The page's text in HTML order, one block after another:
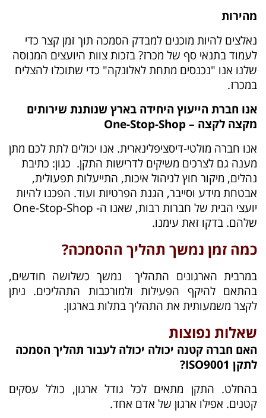
מהירות
נאלצים להיות מוכנים למבדק הסמכה תוך זמן קצר כדי
לעמוד בתנאי סף של מכרז? בזכות צוות היועצים המנוסה
שלנו אנו "נכנסים מתחת לאלונקה" כדי שתוכלו להצליח
במכרז.
אנו חברת הייעוץ היחידה בארץ שנותנת שירותים
מקצה לקצה – One-Stop-Shop
אנו חברה מולטי-דיסציפלינארית. אנו יכולים לתת לכם מתן
מענה גם לצרכים משיקים לדרישות התקן. כגון: כתיבת
נהלים, מיקור חוץ לניהול איכות, התייעלות תפעולית,
אבטחת מידע וסייבר, הגנת הפרטיות ועוד. הפכנו להיות
יועצי הבית של חברות רבות, שאנו ה- One-Stop-Shop
שלהם. בדקו זאת עימנו.
כמה זמן נמשך תהליך ההסמכה?
במרבית הארגונים התהליך נמשך כשלושה חודשים,
בהתאם להיקף הפעילות ולמורכבות התהליכים. ניתן
לקצר משמעותית את התהליך בתלות בארגון.
שאלות נפוצות
האם חברה קטנה יכולה יכולה לעבור תהליך הסמכה
לתקן ISO9001?
בהחלט. התקן מתאים לכל גודל ארגון, כולל עסקים
קטנים. אפילו ארגון של אדם אחד.